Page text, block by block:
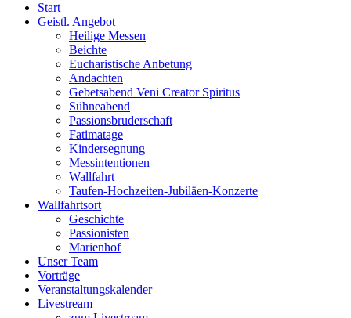
Start
Geistl. Angebot
Heilige Messen
Beichte
Eucharistische Anbetung
Andachten
Gebetsabend Veni Creator Spiritus
Sühneabend
Passionsbruderschaft
Fatimatage
Kindersegnung
Messintentionen
Wallfahrt
Taufen-Hochzeiten-Jubiläen-Konzerte
Wallfahrtsort
Geschichte
Passionisten
Marienhof
Unser Team
Vorträge
Veranstaltungskalender
Livestream